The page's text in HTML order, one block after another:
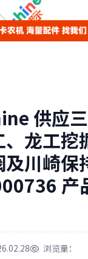
供应
龙工挖
川崎保
产
浏览量：